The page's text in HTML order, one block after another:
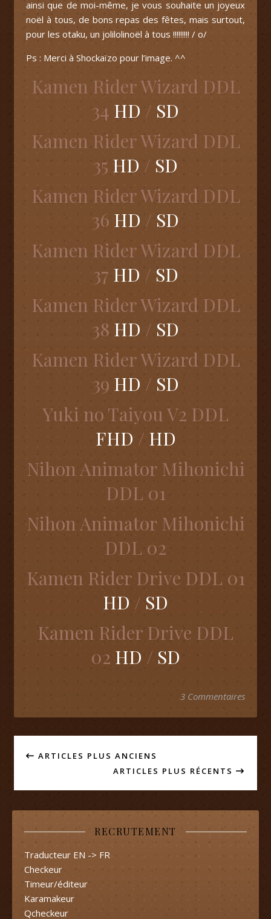
ainsi que de moi-même, je vous souhaite un joyeux
noël à tous, de bons repas des fêtes, mais surtout,
pour les otaku, un jolilolinoël à tous !!!!!!!!! / o/
Ps : Merci à Shockaïzo pour l’image. ^^
Kamen Rider Wizard DDL
34 HD / SD
Kamen Rider Wizard DDL
35 HD / SD
Kamen Rider Wizard DDL
36 HD / SD
Kamen Rider Wizard DDL
37 HD / SD
Kamen Rider Wizard DDL
38 HD / SD
Kamen Rider Wizard DDL
39 HD / SD
Yuki no Taiyou V2 DDL
FHD / HD
Nihon Animator Mihonichi
DDL 01
Nihon Animator Mihonichi
DDL 02
Kamen Rider Drive DDL 01
HD / SD
Kamen Rider Drive DDL
02 HD / SD
3 Commentaires
ARTICLES PLUS ANCIENS
ARTICLES PLUS RÉCENTS
RECRUTEMENT
Traducteur EN -> FR
Checkeur
Timeur/éditeur
Karamakeur
Qcheckeur